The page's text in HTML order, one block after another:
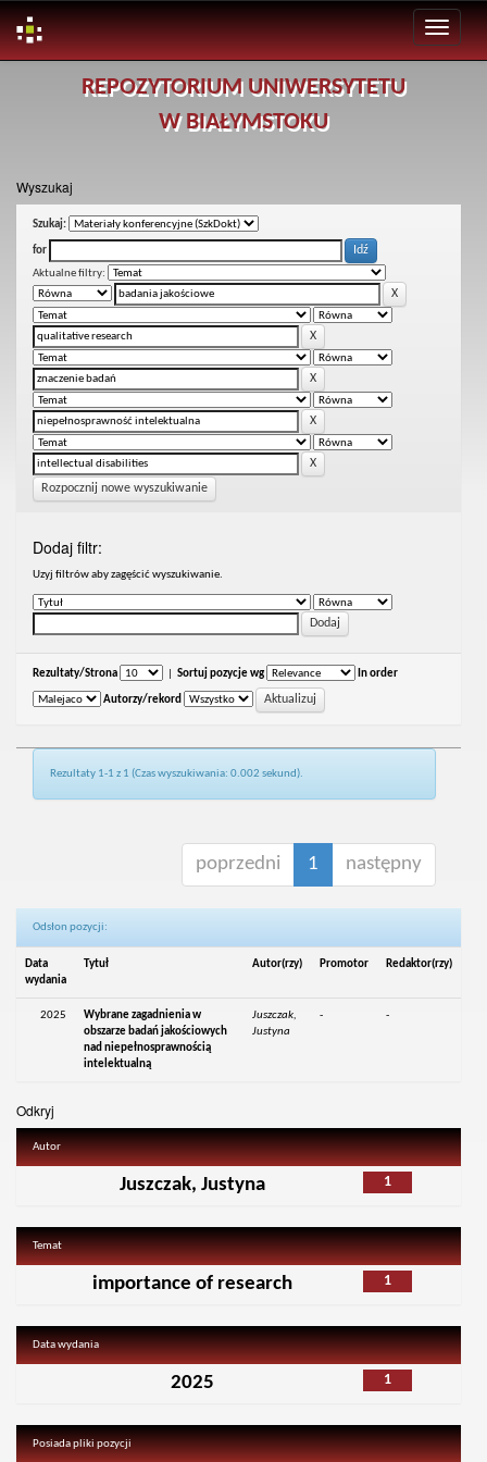
REPOZYTORIUM UNIWERSYTETU
W BIAŁYMSTOKU
Wyszukaj
Szukaj:
for
Aktualne filtry:
Rozpocznij nowe wyszukiwanie
Dodaj filtr:
Uzyj filtrów aby zagęścić wyszukiwanie.
Rezultaty/Strona Sortuj pozycje wg In order
Autorzy/rekord
Rezultaty 1-1 z 1 (Czas wyszukiwania: 0.002 sekund).
poprzedni 1 następny
Odsłon pozycji:
Data
wydania
Tytuł Autor(rzy) Promotor Redaktor(rzy)
2025
Wybrane zagadnienia w
obszarze badań jakościowych
nad niepełnosprawnością
intelektualną
Juszczak,
Justyna
- -
Odkryj
Autor
1
Juszczak, Justyna
Temat
1
importance of research
Data wydania
1
2025
Posiada pliki pozycji